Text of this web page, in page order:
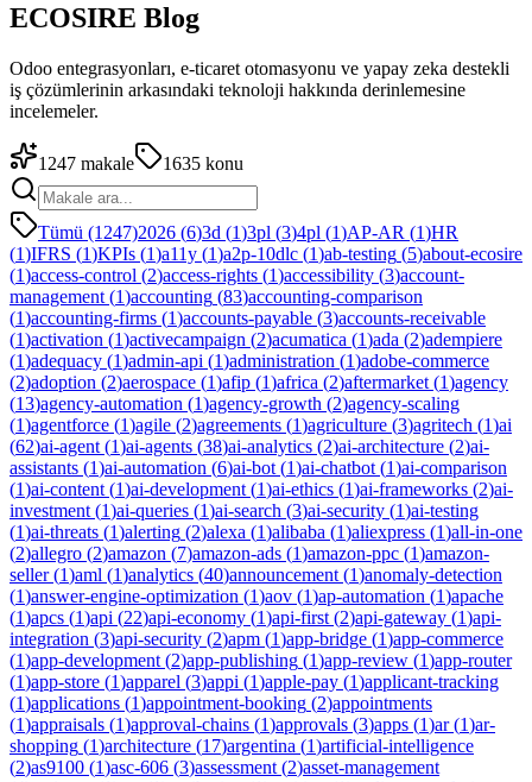
ECOSIRE Blog
Odoo entegrasyonları, e-ticaret otomasyonu ve yapay zeka destekli
iş çözümlerinin arkasındaki teknoloji hakkında derinlemesine
incelemeler.
1247 makale 1635 konu
Tümü (1247)2026 (6)3d (1)3pl (3)4pl (1)AP-AR (1)HR
(1)IFRS (1)KPIs (1)a11y (1)a2p-10dlc (1)ab-testing (5)about-ecosire
(1)access-control (2)access-rights (1)accessibility (3)account-
management (1)accounting (83)accounting-comparison
(1)accounting-firms (1)accounts-payable (3)accounts-receivable
(1)activation (1)activecampaign (2)acumatica (1)ada (2)adempiere
(1)adequacy (1)admin-api (1)administration (1)adobe-commerce
(2)adoption (2)aerospace (1)afip (1)africa (2)aftermarket (1)agency
(13)agency-automation (1)agency-growth (2)agency-scaling
(1)agentforce (1)agile (2)agreements (1)agriculture (3)agritech (1)ai
(62)ai-agent (1)ai-agents (38)ai-analytics (2)ai-architecture (2)ai-
assistants (1)ai-automation (6)ai-bot (1)ai-chatbot (1)ai-comparison
(1)ai-content (1)ai-development (1)ai-ethics (1)ai-frameworks (2)ai-
investment (1)ai-queries (1)ai-search (3)ai-security (1)ai-testing
(1)ai-threats (1)alerting (2)alexa (1)alibaba (1)aliexpress (1)all-in-one
(2)allegro (2)amazon (7)amazon-ads (1)amazon-ppc (1)amazon-
seller(1)aml (1)analytics (40)announcement (1)anomaly-detection
(1)answer-engine-optimization (1)aov (1)ap-automation (1)apache
(1)apcs (1)api (22)api-economy (1)api-first (2)api-gateway (1)api-
integration (3)api-security (2)apm (1)app-bridge (1)app-commerce
(1)app-development (2)app-publishing (1)app-review (1)app-router
(1)app-store (1)apparel (3)appi (1)apple-pay (1)applicant-tracking
(1)applications (1)appointment-booking (2)appointments
(1)appraisals (1)approval-chains (1)approvals (3)apps (1)ar(1)ar-
shopping (1)architecture (17)argentina (1)artificial-intelligence
(2)as9100 (1)asc-606 (3)assessment (2)asset-management